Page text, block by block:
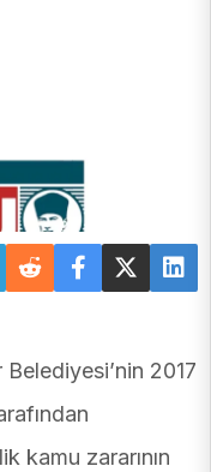
2017
kamu zararının